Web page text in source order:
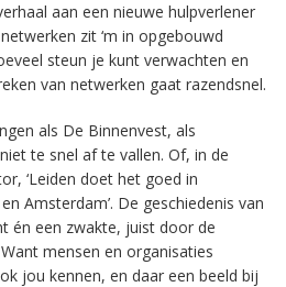
aan een nieuwe hulpverlener
zit ‘m in opgebouwd
steun je kunt verwachten en
van netwerken gaat razendsnel.
als De Binnenvest, als
te snel af te vallen. Of, in de
‘Leiden doet het goed in
Amsterdam’. De geschiedenis van
én een zwakte, juist door de
mensen en organisaties
jou kennen, en daar een beeld bij